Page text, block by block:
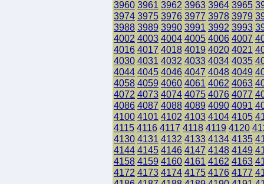
3960 3961 3962 3963 3964 3965
3974 3975 3976 3977 3978 3979
3988 3989 3990 3991 3992 3993
4002 4003 4004 4005 4006 4007
4016 4017 4018 4019 4020 4021
4030 4031 4032 4033 4034 4035
4044 4045 4046 4047 4048 4049
4058 4059 4060 4061 4062 4063
4072 4073 4074 4075 4076 4077
4086 4087 4088 4089 4090 4091
4100 4101 4102 4103 4104 4105
4115 4116 4117 4118 4119 4120
4130 4131 4132 4133 4134 4135
4144 4145 4146 4147 4148 4149
4158 4159 4160 4161 4162 4163
4172 4173 4174 4175 4176 4177